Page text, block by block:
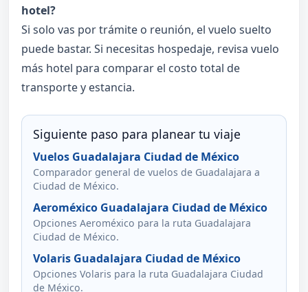
hotel?
Si solo vas por trámite o reunión, el vuelo suelto
puede bastar. Si necesitas hospedaje, revisa vuelo
más hotel para comparar el costo total de
transporte y estancia.
Siguiente paso para planear tu viaje
Vuelos Guadalajara Ciudad de México
Comparador general de vuelos de Guadalajara a
Ciudad de México.
Aeroméxico Guadalajara Ciudad de México
Opciones Aeroméxico para la ruta Guadalajara
Ciudad de México.
Volaris Guadalajara Ciudad de México
Opciones Volaris para la ruta Guadalajara Ciudad
de México.